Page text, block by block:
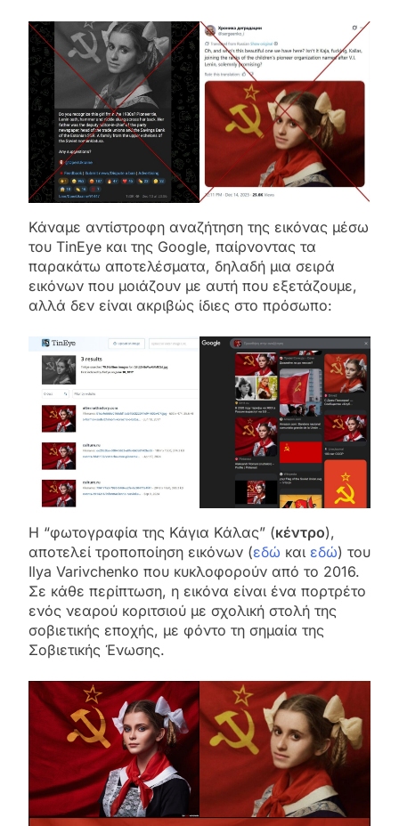
Κάναμε αντίστροφη αναζήτηση της εικόνας μέσω
του TinEye και της Google, παίρνοντας τα
παρακάτω αποτελέσματα, δηλαδή μια σειρά
εικόνων που μοιάζουν με αυτή που εξετάζουμε,
αλλά δεν είναι ακριβώς ίδιες στο πρόσωπο:
Η “φωτογραφία της Κάγια Κάλας” (κέντρο),
αποτελεί τροποποίηση εικόνων (εδώ και εδώ) του
Ilya Varivchenko που κυκλοφορούν από το 2016.
Σε κάθε περίπτωση, η εικόνα είναι ένα πορτρέτο
ενός νεαρού κοριτσιού με σχολική στολή της
σοβιετικής εποχής, με φόντο τη σημαία της
Σοβιετικής Ένωσης.